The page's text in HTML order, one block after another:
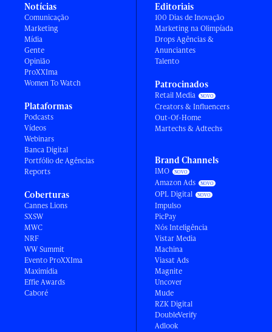
Notícias
Comunicação
Marketing
Mídia
Gente
Opinião
ProXXIma
Women To Watch
Plataformas
Podcasts
Vídeos
Webinars
Banca Digital
Portfólio de Agências
Reports
Coberturas
Cannes Lions
SXSW
MWC
NRF
WW Summit
Evento ProXXIma
Maximídia
Effie Awards
Caboré
Editoriais
100 Dias de Inovação
Marketing na Olimpíada
Drops Agências &
Anunciantes
Talento
Patrocinados
Retail Media
Creators & Influencers
Out-Of-Home
Martechs & Adtechs
Brand Channels
IMO
Amazon Ads
OPL Digital
Impulso
PicPay
Nós Inteligência
Vistar Media
Machina
Viasat Ads
Magnite
Uncover
Mude
RZK Digital
DoubleVerify
Adlook